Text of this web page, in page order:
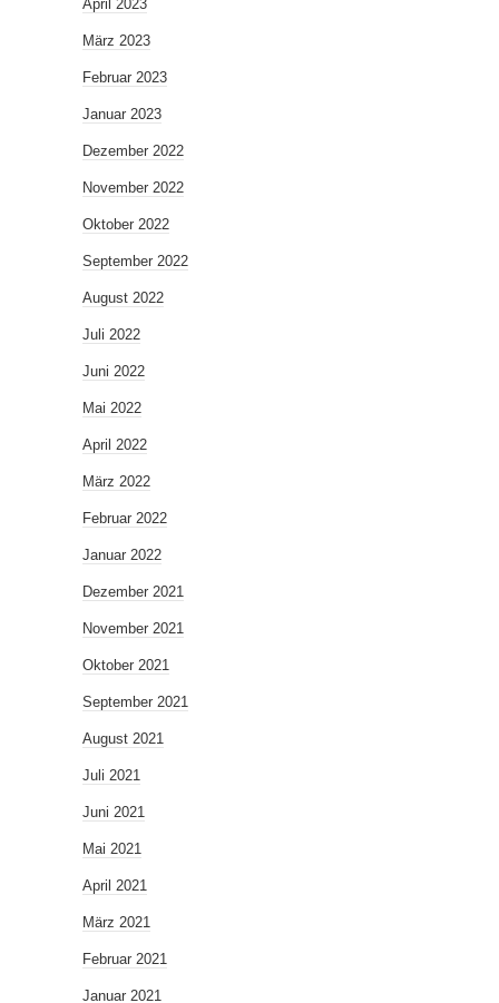
April 2023
März 2023
Februar 2023
Januar 2023
Dezember 2022
November 2022
Oktober 2022
September 2022
August 2022
Juli 2022
Juni 2022
Mai 2022
April 2022
März 2022
Februar 2022
Januar 2022
Dezember 2021
November 2021
Oktober 2021
September 2021
August 2021
Juli 2021
Juni 2021
Mai 2021
April 2021
März 2021
Februar 2021
Januar 2021